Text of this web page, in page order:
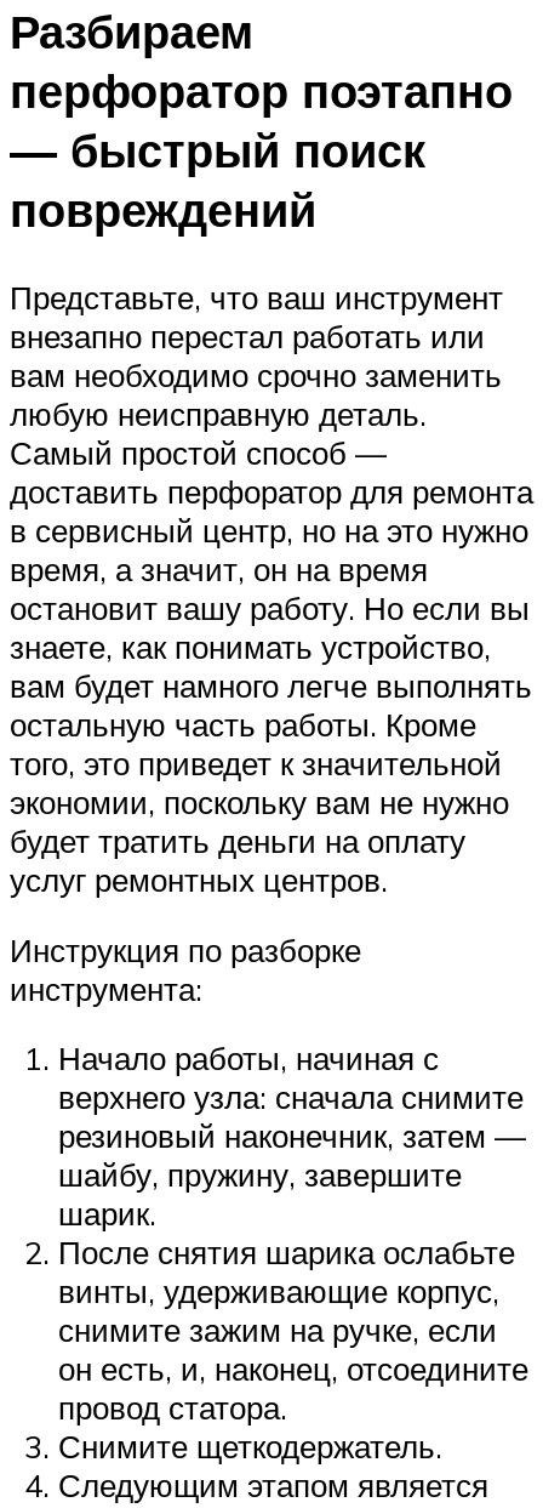
Разбираем
перфоратор поэтапно
— быстрый поиск
повреждений
Представьте, что ваш инструмент
внезапно перестал работать или
вам необходимо срочно заменить
любую неисправную деталь.
Самый простой способ —
доставить перфоратор для ремонта
в сервисный центр, но на это нужно
время, а значит, он на время
остановит вашу работу. Но если вы
знаете, как понимать устройство,
вам будет намного легче выполнять
остальную часть работы. Кроме
того, это приведет к значительной
экономии, поскольку вам не нужно
будет тратить деньги на оплату
услуг ремонтных центров.
Инструкция по разборке
инструмента:
Начало работы, начиная с
верхнего узла: сначала снимите
резиновый наконечник, затем —
шайбу, пружину, завершите
шарик.
После снятия шарика ослабьте
винты, удерживающие корпус,
снимите зажим на ручке, если
он есть, и, наконец, отсоедините
провод статора.
Снимите щеткодержатель.
Следующим этапом является